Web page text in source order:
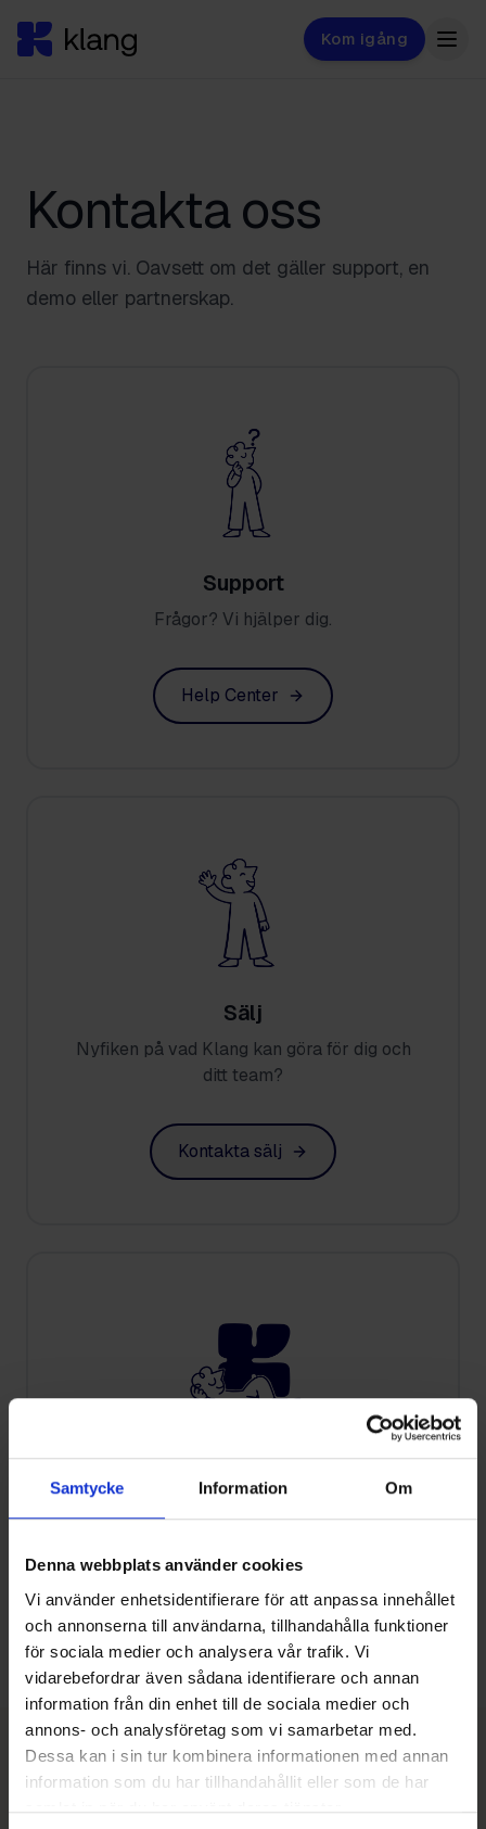
Samtycke Information Om
Denna webbplats använder cookies
Vi använder enhetsidentifierare för att anpassa innehållet
och annonserna till användarna, tillhandahålla funktioner
för sociala medier och analysera vår trafik. Vi
vidarebefordrar även sådana identifierare och annan
information från din enhet till de sociala medier och
annons- och analysföretag som vi samarbetar med.
Dessa kan i sin tur kombinera informationen med annan
information som du har tillhandahållit eller som de har
samlat in när du har använt deras tjänster.
Kom igång
Kontakta oss
Här finns vi. Oavsett om det gäller support, en
demo eller partnerskap.
Support
Frågor? Vi hjälper dig.
Help Center
Sälj
Nyfiken på vad Klang kan göra för dig och
ditt team?
Kontakta sälj
Partner
Bli en del av vårt växande partnernätverk.
Teamet som hjälper dig komma
igång med Klang